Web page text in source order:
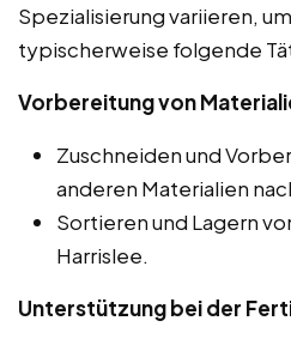
Spezialisierung variieren,
typischerweise folgende
Vorbereitung von
Zuschneiden und
anderen Materialien
Sortieren und Lagern
Harrislee.
Unterstützung bei der